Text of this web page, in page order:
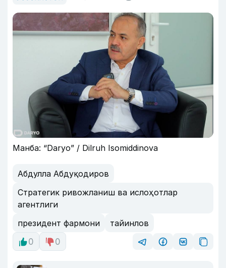
Манба: “Daryo” / Dilruh Isomiddinova
Абдулла Абдуқодиров
Стратегик ривожланиш ва ислоҳотлар
агентлиги
президент фармони
тайинлов
0
0